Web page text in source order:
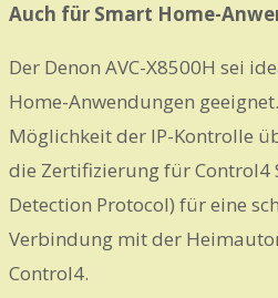
Auch für Smart Home-
Der Denon AVC-X8500H sei
Home-Anwendungen
Möglichkeit der IP-Kontrolle
die Zertifizierung für Control4
Detection Protocol) für eine
Verbindung mit der
Control4.